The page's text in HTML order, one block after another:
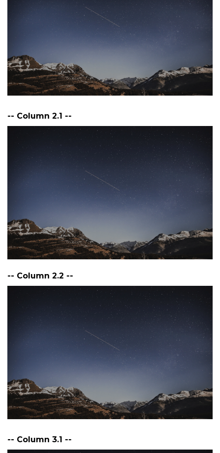
-- Column 2.1 --
-- Column 2.2 --
-- Column 3.1 --